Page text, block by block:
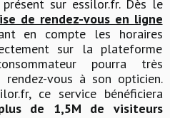
sur essilor.fr. Dès le
de rendez-vous en ligne
en compte les horaires
sur la plateforme
pourra très
vous à son opticien.
ce service bénéficiera
de 1,5M de visiteurs